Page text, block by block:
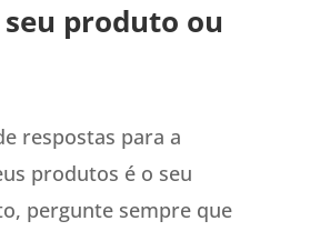
produto ou
respostas para a
produtos é o seu
pergunte sempre que